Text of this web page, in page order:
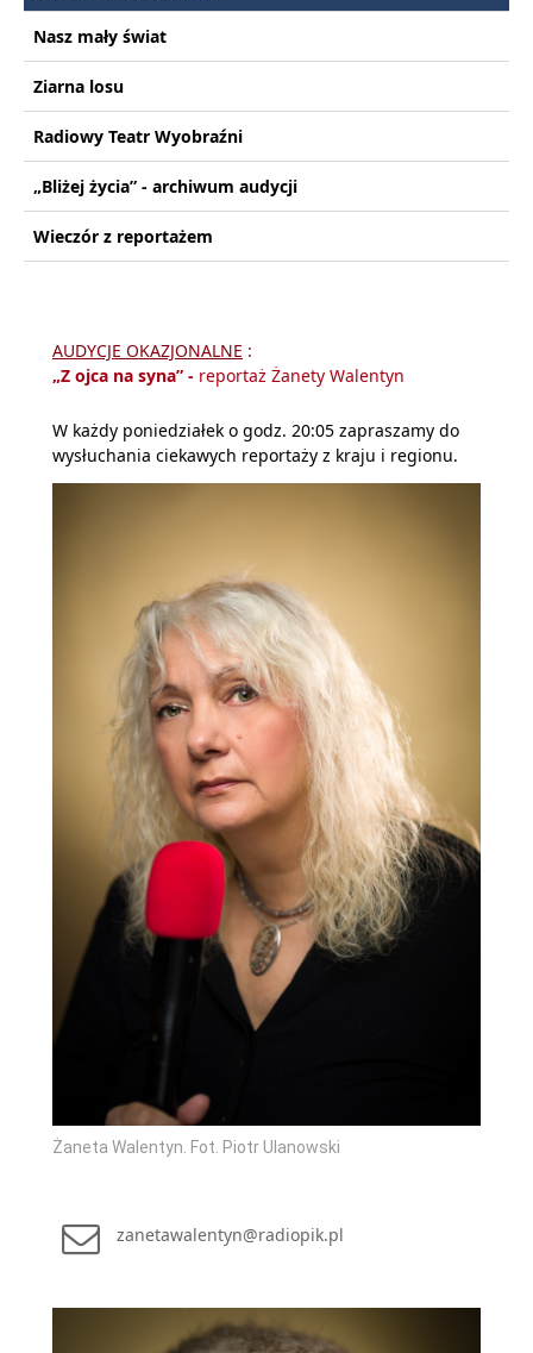
Nasz mały świat
Ziarna losu
Radiowy Teatr Wyobraźni
„Bliżej życia” - archiwum audycji
Wieczór z reportażem
AUDYCJE OKAZJONALNE :
„Z ojca na syna” - reportaż Żanety Walentyn
W każdy poniedziałek o godz. 20:05 zapraszamy do
wysłuchania ciekawych reportaży z kraju i regionu.
Żaneta Walentyn. Fot. Piotr Ulanowski
zanetawalentyn@radiopik.pl